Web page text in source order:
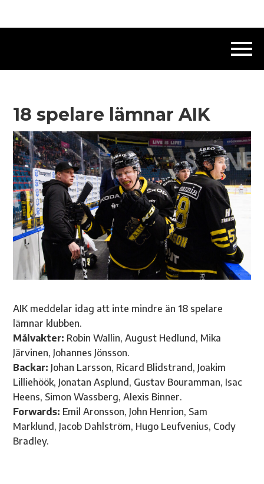
18 spelare lämnar AIK
AIK meddelar idag att inte mindre än 18 spelare
lämnar klubben.
Målvakter: Robin Wallin, August Hedlund, Mika
Järvinen, Johannes Jönsson.
Backar: Johan Larsson, Ricard Blidstrand, Joakim
Lilliehöök, Jonatan Asplund, Gustav Bouramman, Isac
Heens, Simon Wassberg, Alexis Binner.
Forwards: Emil Aronsson, John Henrion, Sam
Marklund, Jacob Dahlström, Hugo Leufvenius, Cody
Bradley.